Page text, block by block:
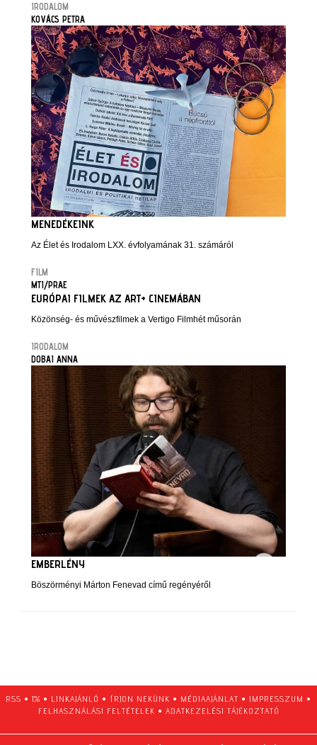
IRODALOM
KOVÁCS PETRA
MENEDÉKEINK
Az Élet és Irodalom LXX. évfolyamának 31. számáról
FILM
MTI/PRAE
EURÓPAI FILMEK AZ ART+ CINEMÁBAN
Közönség- és művészfilmek a Vertigo Filmhét műsorán
IRODALOM
DOBAI ANNA
EMBERLÉNY
Böszörményi Márton Fenevad című regényéről
RSS • 1% • LINKAJÁNLÓ • ÍRJON NEKÜNK • MÉDIAAJÁNLAT • IMPRESSZUM •
FELHASZNÁLÁSI FELTÉTELEK • ADATKEZELÉSI TÁJÉKOZTATÓ